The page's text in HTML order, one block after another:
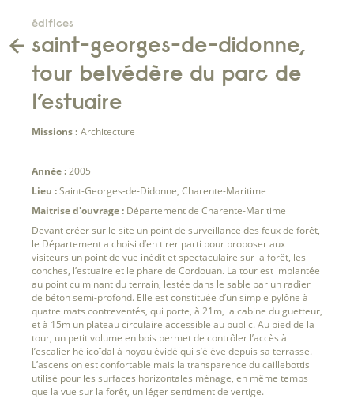
édifices
saint-georges-de-didonne,
tour belvédère du parc de
l’estuaire
Missions : Architecture
Année :2005
Lieu :Saint-Georges-de-Didonne, Charente-Maritime
Maitrise d'ouvrage : Département de Charente-Maritime
Devant créer sur le site un point de surveillance des feux de forêt,
le Département a choisi d’en tirer parti pour proposer aux
visiteurs un point de vue inédit et spectaculaire sur la forêt, les
conches, l’estuaire et le phare de Cordouan. La tour est implantée
au point culminant du terrain, lestée dans le sable par un radier
de béton semi-profond. Elle est constituée d’un simple pylône à
quatre mats contreventés, qui porte, à 21m, la cabine du guetteur,
et à 15m un plateau circulaire accessible au public. Au pied de la
tour, un petit volume en bois permet de contrôler l’accès à
l’escalier hélicoïdal à noyau évidé qui s’élève depuis sa terrasse.
L’ascension est confortable mais la transparence du caillebottis
utilisé pour les surfaces horizontales ménage, en même temps
que la vue sur la forêt, un léger sentiment de vertige.